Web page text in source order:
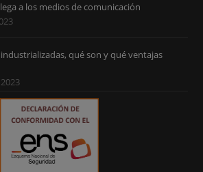
a los medios de comunicación
qué son y qué ventajas